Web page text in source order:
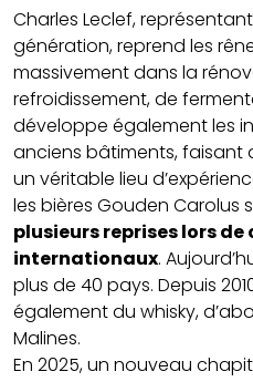
Charles Leclef,
génération, reprend les
massivement dans la
refroidissement, de
développe également les
anciens bâtiments, faisant
un véritable lieu
les bières Gouden Carolus
plusieurs reprises lors de
internationaux.
plus de 40 pays. Depuis
également du whisky,
Malines.
En 2025, un nouveau